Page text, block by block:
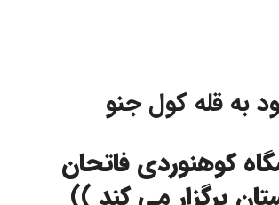
به قله کول جنو
کوهنوردی فاتحان